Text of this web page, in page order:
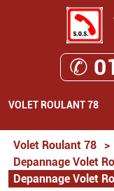
✆
VOLET ROULANT 78
Volet Roulant 78 >
Depannage Volet
Depannage Volet